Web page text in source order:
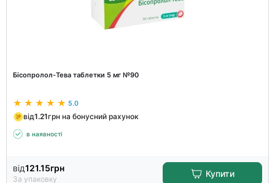
Бісопролол-Тева таблетки 5 мг №90
5.0
від1.21грн на бонусний рахунок
в наявності
від121.15грн
За упаковку
Купити